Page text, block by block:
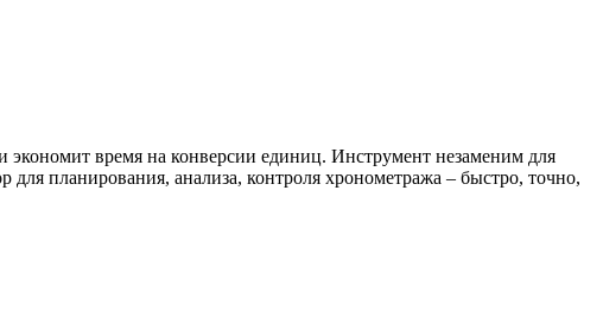
время на конверсии единиц. Инструмент незаменим для
для планирования, анализа, контроля хронометража – быстро, точно,